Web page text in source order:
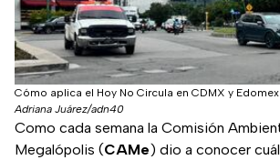
Cómo aplica el Hoy No Circula en CDMX y
Adriana Juárez/adn40
Como cada semana la Comisión
Megalópolis (CAMe) dio a conocer